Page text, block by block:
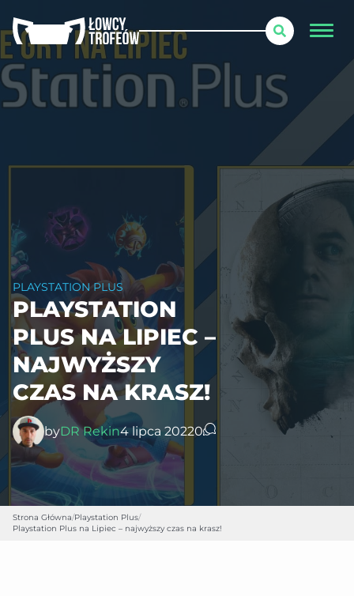
PLAYSTATION PLUS
PLAYSTATION
PLUS NA LIPIEC –
NAJWYŻSZY
CZAS NA KRASZ!
byDR Rekin4 lipca 20220
Strona Główna/Playstation Plus/
Playstation Plus na Lipiec – najwyższy czas na krasz!